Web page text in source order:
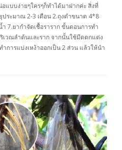
แบบง่ายๆใครๆก็ทำได้มาฝากค่ะ สิ่งที่
ระมาณ 2-3 เดือน 2.ถุงดำขนาด 4*8
7.ยากำจัดเชื้อราราก ขั้นตอนการทำ
เวณลำต้นและราก จากนั้นใช้มีดตกแต่ง
การแบ่งเหง้าออกเป็น 2 ส่วน แล้วให้นำ